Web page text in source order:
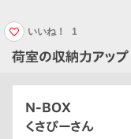
荷室の収納力アップ
いいね！ 1
N-BOX
くさぴーさん